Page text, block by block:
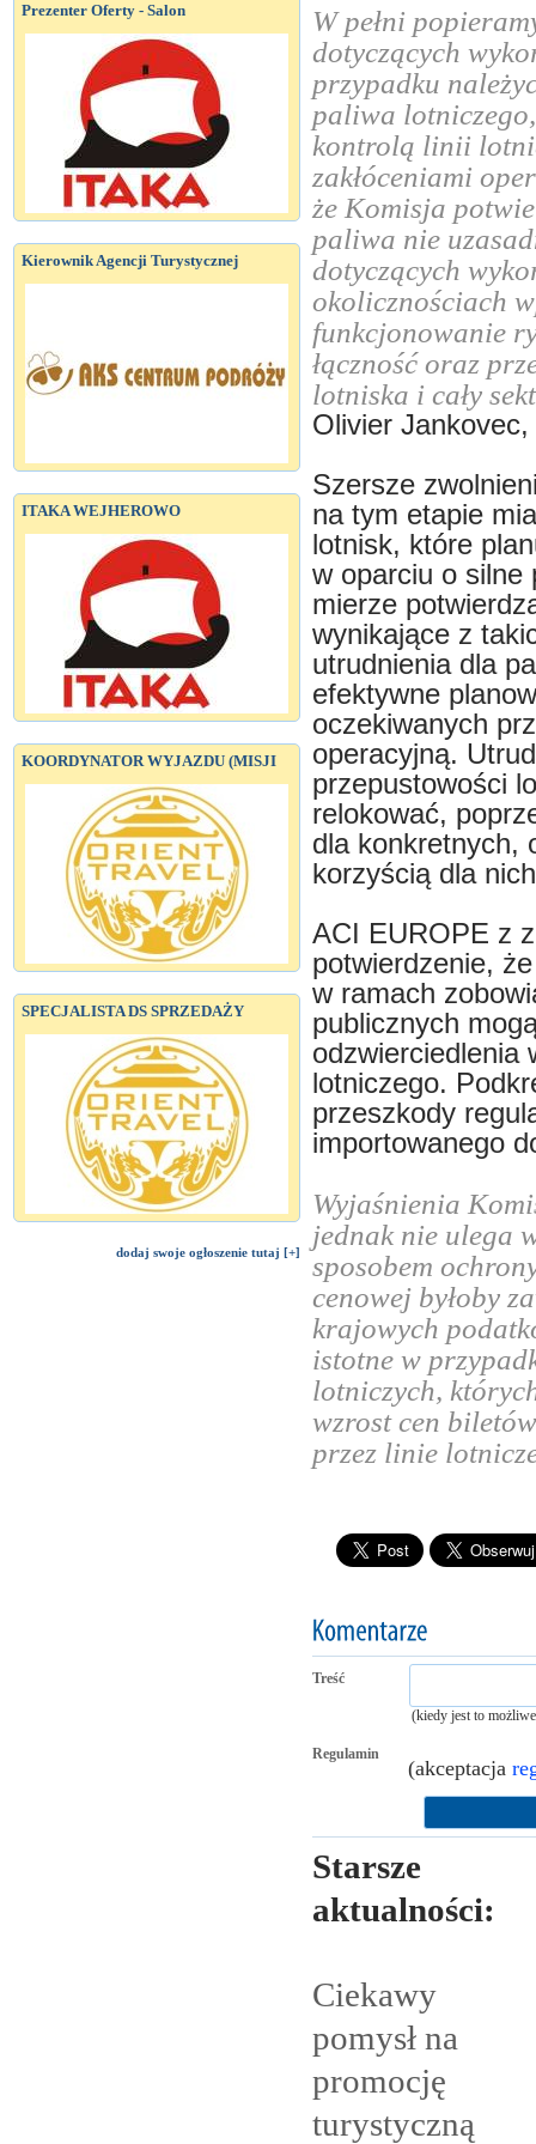
Prezenter Oferty - Salon
Kierownik Agencji Turystycznej
ITAKA WEJHEROWO
KOORDYNATOR WYJAZDU (MISJI
SPECJALISTA DS SPRZEDAŻY
dodaj swoje ogłoszenie tutaj [+]
W pełni
dotyczących
przypadku
paliwa
kontrolą linii
zakłóceniami
że Komisja
paliwa nie
dotyczących
okolicznościach
funkcjonowanie
łączność oraz
lotniska i cały
Olivier
Szersze
na tym etapie
lotnisk, które
w oparciu o silne
mierze
wynikające z
utrudnienia dla
efektywne
oczekiwanych
operacyjną.
przepustowości
relokować,
dla konkretnych,
korzyścią dla
ACI EUROPE z
potwierdzenie,
w ramach
publicznych
odzwierciedlenia
lotniczego.
przeszkody
importowanego
Wyjaśnienia
jednak nie ulega
sposobem
cenowej byłoby
krajowych
istotne w
lotniczych,
wzrost cen
przez linie
Treść
(kiedy jest to
Regulamin
(akceptacja
Starsze
aktualności:
Ciekawy
pomysł na
promocję
turystyczną